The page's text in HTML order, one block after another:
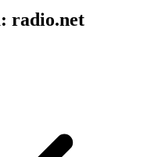
radio.net